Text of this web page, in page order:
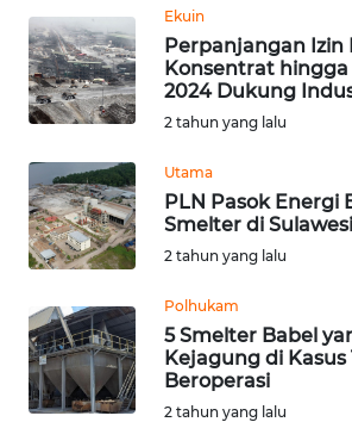
Ekuin
Perpanjangan Izin
Konsentrat
2024 Dukung
2 tahun yang lalu
Utama
PLN Pasok Energi
Smelter di
2 tahun yang lalu
Polhukam
5 Smelter Babel
Kejagung di Kasus
Beroperasi
2 tahun yang lalu
WN
BABEL
WN
SUMBAR
WN
SUMSEL
WN
BENGKULU